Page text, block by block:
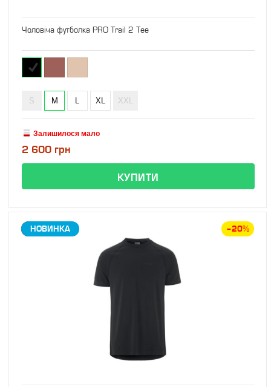
Чоловіча футболка PRO Trail 2 Tee
S M XL XXL
Залишилося мало
2 600 грн
ЗНИЖКА –20%
НОВИНКА